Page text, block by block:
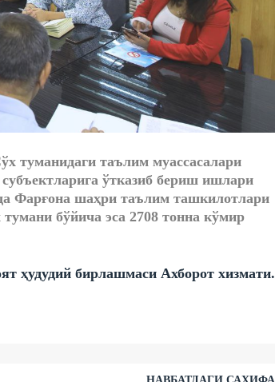
туманидаги таълим муассасалари
ўтказиб бериш ишлари
Фарғона шаҳри таълим ташкилотлари
бўйича эса 2708 тонна кўмир
бирлашмаси Ахборот хизмати.